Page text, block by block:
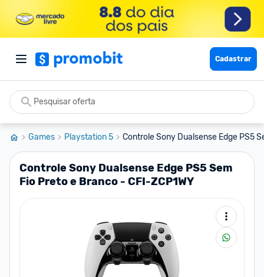
Cadastrar
Games Playstation 5 Controle Sony Dualsense Edge PS5
Controle Sony Dualsense Edge PS5 Sem
Fio Preto e Branco - CFI-ZCP1WY